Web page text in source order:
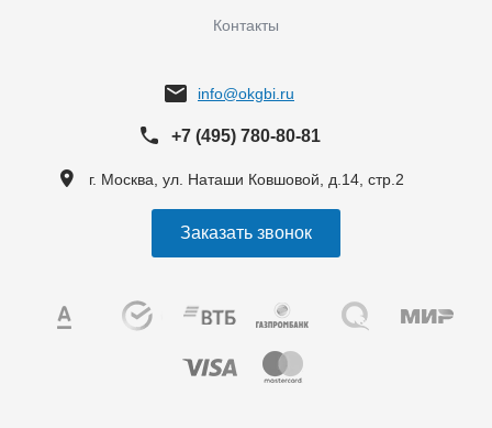
Контакты
info@okgbi.ru
+7 (495) 780-80-81
г. Москва, ул. Наташи Ковшовой, д.14, стр.2
Заказать звонок